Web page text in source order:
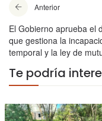
Anterior
El Gobierno aprueba el
que gestiona la
temporal y la ley de
Te podría